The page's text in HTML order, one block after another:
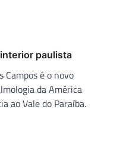
paulista
Campos é o novo
da América
ao Vale do Paraíba.